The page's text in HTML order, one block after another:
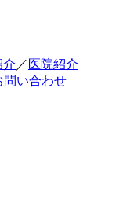
介 ／ 医院紹介
問い合わせ